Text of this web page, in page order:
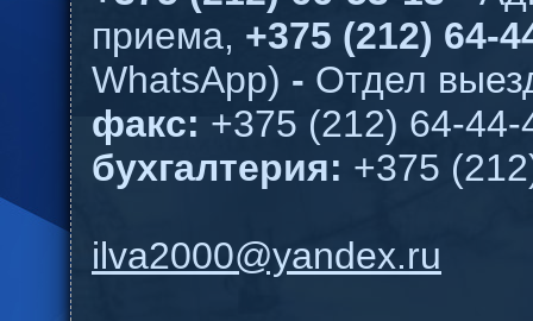
приема, +375 (212) 64-
WhatsApp) - Отдел
факс: +375 (212) 64-44-
бухгалтерия: +375
ilva2000@yandex.ru